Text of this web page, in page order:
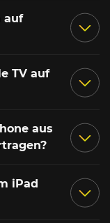
auf
TV auf
aus
iPad